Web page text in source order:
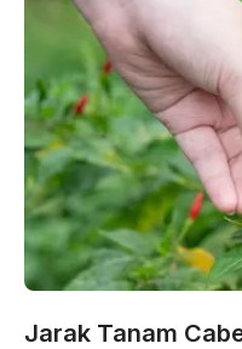
Jarak Tanam